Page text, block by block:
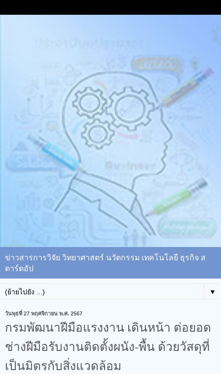
ข่าวสารการวิจัย วิทยาศาสตร์ นวัตกรรม เทคโนโลยี ธุรกิจ ส
ตาร์ตอัป
▼
วันพุธที่ 27 พฤศจิกายน พ.ศ. 2567
กรมพัฒนาฝีมือแรงงาน เดินหน้า ต่อยอด
ช่างฝีมือรับงานติดตั้งผนัง-พื้น ด้วยวัสดุที่
เป็นมิตรกับสิ่งแวดล้อม